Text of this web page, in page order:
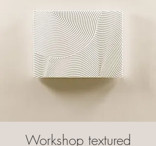
Workshop textured